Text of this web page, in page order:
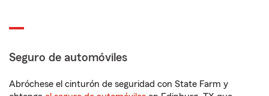
Seguro de automóviles
Abróchese el cinturón de seguridad con State Farm y